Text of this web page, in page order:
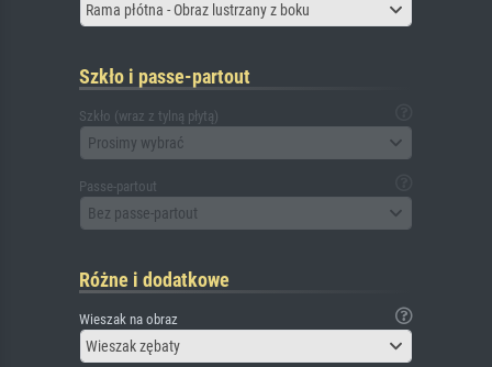
Rama płótna - Obraz lustrzany z boku
Szkło i passe-partout
Szkło (wraz z tylną płytą)
Prosimy wybrać
Passe-partout
Bez passe-partout
Różne i dodatkowe
Wieszak na obraz
Wieszak zębaty